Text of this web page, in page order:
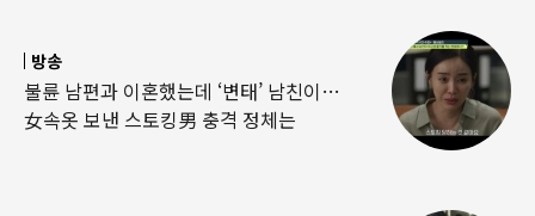
방송
불륜 남편과 이혼했는데 ‘변태’ 남친이…
女속옷 보낸 스토킹男 충격 정체는